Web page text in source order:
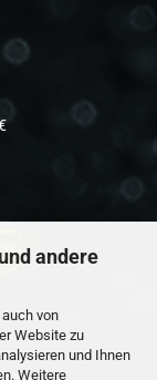
andere
von
Website zu
und Ihnen
Weitere